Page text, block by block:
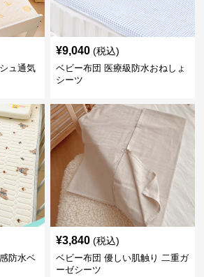
ュ通気
¥9,040 (税込)
ベビー布団 医療級防水おねしょ
シーツ
防水ベ
¥3,840 (税込)
ベビー布団 優しい肌触り 二重ガ
ーゼシーツ